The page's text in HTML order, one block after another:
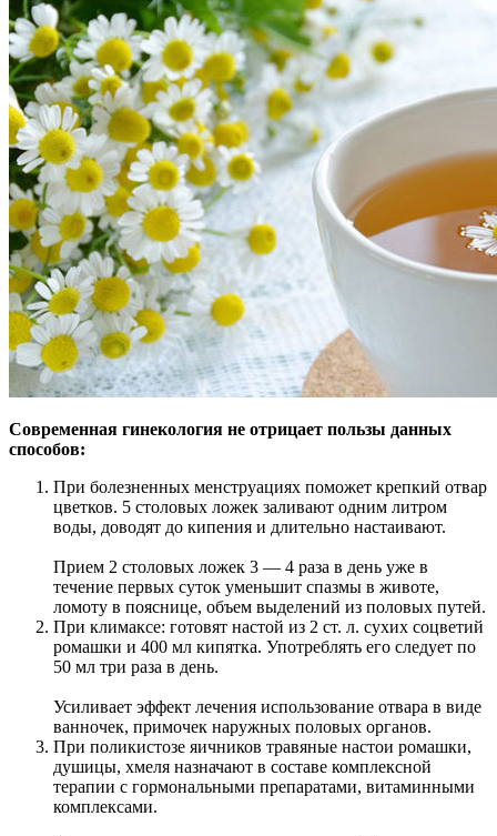
Современная гинекология не отрицает пользы данных
способов:
При болезненных менструациях поможет крепкий отвар
цветков. 5 столовых ложек заливают одним литром
воды, доводят до кипения и длительно настаивают.
Прием 2 столовых ложек 3 — 4 раза в день уже в
течение первых суток уменьшит спазмы в животе,
ломоту в пояснице, объем выделений из половых путей.
При климаксе: готовят настой из 2 ст. л. сухих соцветий
ромашки и 400 мл кипятка. Употреблять его следует по
50 мл три раза в день.
Усиливает эффект лечения использование отвара в виде
ванночек, примочек наружных половых органов.
При поликистозе яичников травяные настои ромашки,
душицы, хмеля назначают в составе комплексной
терапии с гормональными препаратами, витаминными
комплексами.